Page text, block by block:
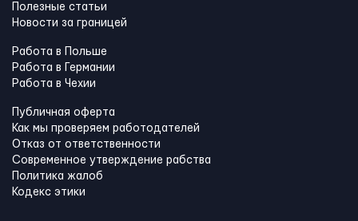
Полезные статьи
Новости за границей
Работа в Польше
Работа в Германии
Работа в Чехии
Публичная оферта
Как мы проверяем работодателей
Отказ от ответственности
Современное утверждение рабства
Политика жалоб
Кодекс этики